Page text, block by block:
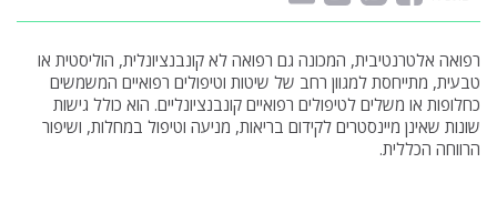
רפואה אלטרנטיבית, המכונה גם רפואה לא קונבנציונלית, הוליסטית או
טבעית, מתייחסת למגוון רחב של שיטות וטיפולים רפואיים המשמשים
כחלופות או משלים לטיפולים רפואיים קונבנציונליים. הוא כולל גישות
שונות שאינן מיינסטרים לקידום בריאות, מניעה וטיפול במחלות, ושיפור
הרווחה הכללית.